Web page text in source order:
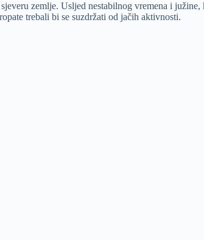
zemlje. Usljed nestabilnog vremena i
trebali bi se suzdržati od jačih aktivnosti.